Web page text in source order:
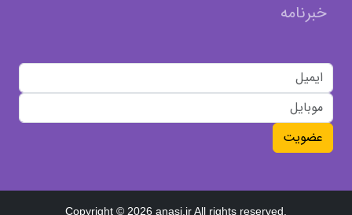
خبرنامه
عضویت
Copyright © 2026 anasi.ir All rights reserved.